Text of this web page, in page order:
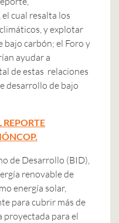
, el cual resalta los
y explotar
bajo carbón; el Foro y
ayudar a
de estas relaciones
desarrollo de bajo
REPORTE
de Desarrollo (BID),
renovable de
energía solar,
para cubrir más de
proyectada para el